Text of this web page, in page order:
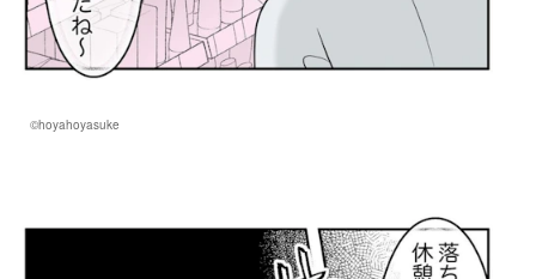
©hoyahoyasuke